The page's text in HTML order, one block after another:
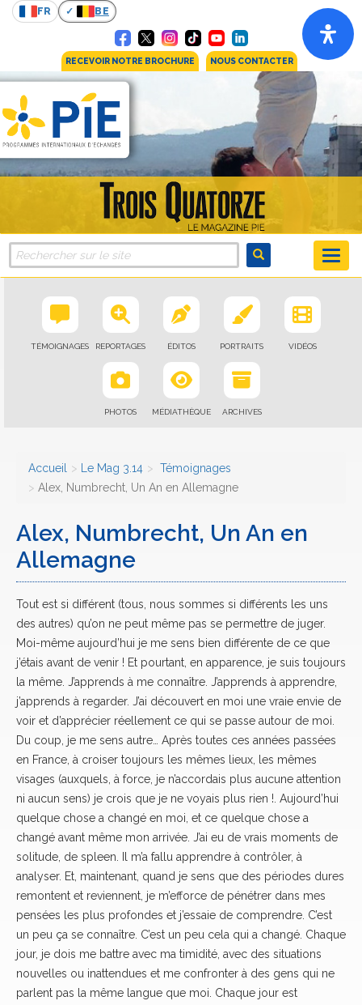
FR BE
RECEVOIR NOTRE BROCHURE NOUS CONTACTER
TÉMOIGNAGES REPORTAGES ÉDITOS PORTRAITS VIDÉOS
PHOTOS MÉDIATHÈQUE ARCHIVES
Accueil Le Mag 3.14
Témoignages
Alex, Numbrecht, Un An en Allemagne
Alex, Numbrecht, Un An en
Allemagne
Tout est si différent (tous, nous sommes si différents les uns
des autres) qu’on ne peut même pas se permettre de juger.
Moi-même aujourd’hui je me sens bien différente de ce que
j’étais avant de venir ! Et pourtant, en apparence, je suis toujours
la même. J’apprends à me connaître. J’apprends à apprendre,
j’apprends à regarder. J’ai découvert en moi une vraie envie de
voir et d’apprécier réellement ce qui se passe autour de moi.
Du coup, je me sens autre… Après toutes ces années passées
en France, à croiser toujours les mêmes lieux, les mêmes
visages (auxquels, à force, je n’accordais plus aucune attention
ni aucun sens) je crois que je ne voyais plus rien !. Aujourd’hui
quelque chose a changé en moi, et ce quelque chose a
changé avant même mon arrivée. J’ai eu de vrais moments de
solitude, de spleen. Il m’a fallu apprendre à contrôler, à
analyser. Et, maintenant, quand je sens que des périodes dures
remontent et reviennent, je m’efforce de pénétrer dans mes
pensées les plus profondes et j’essaie de comprendre. C’est
un peu ça se connaître. C’est un peu cela qui a changé. Chaque
jour, je dois me battre avec ma timidité, avec des situations
nouvelles ou inattendues et me confronter à des gens qui ne
parlent pas la même langue que moi. Chaque jour est